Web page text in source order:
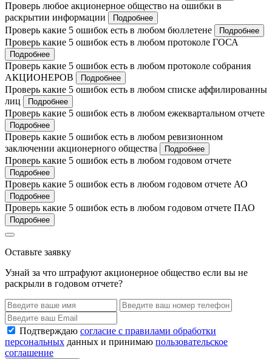
Проверь любое акционерное общество на ошибки в
раскрытии информации
Подробнее
Проверь какие 5 ошибок есть в любом бюллетене Подробнее
Проверь какие 5 ошибок есть в любом протоколе ГОСА
Подробнее
Проверь какие 5 ошибок есть в любом протоколе собрания
АКЦИОНЕРОВ
Подробнее
Проверь какие 5 ошибок есть в любом списке аффилированны
лиц
Подробнее
Проверь какие 5 ошибок есть в любом ежеквартальном отчете
Подробнее
Проверь какие 5 ошибок есть в любом ревизионном
заключении акционерного общества
Подробнее
Проверь какие 5 ошибок есть в любом годовом отчете
Подробнее
Проверь какие 5 ошибок есть в любом годовом отчете АО
Подробнее
Проверь какие 5 ошибок есть в любом годовом отчете ПАО
Подробнее
Оставьте заявку
Узнай за что штрафуют акционерное общество если вы не
раскрыли в годовом отчете?
Подтверждаю согласие с правилами обработки
персональных данных и принимаю пользовательское
соглашение